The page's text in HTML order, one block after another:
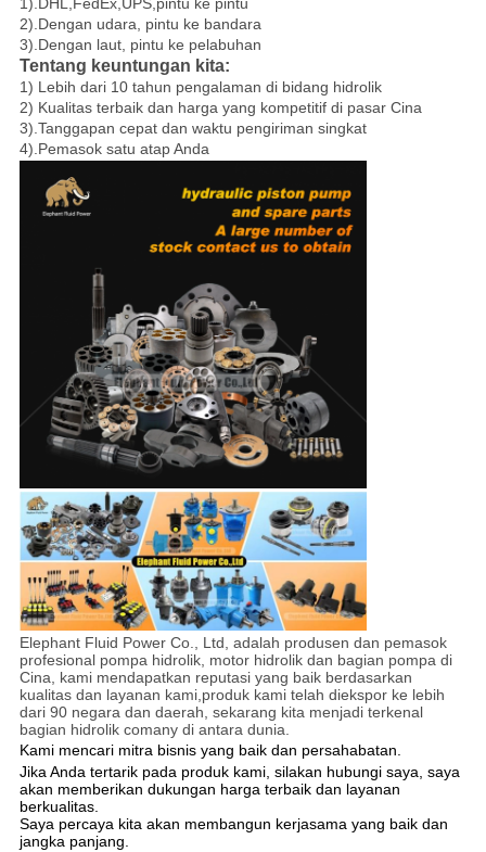
1).DHL,FedEx,UPS,pintu ke pintu
2).Dengan udara, pintu ke bandara
3).Dengan laut, pintu ke pelabuhan
Tentang keuntungan kita:
1) Lebih dari 10 tahun pengalaman di bidang hidrolik
2) Kualitas terbaik dan harga yang kompetitif di pasar Cina
3).Tanggapan cepat dan waktu pengiriman singkat
4).Pemasok satu atap Anda
Elephant Fluid Power Co., Ltd, adalah produsen dan pemasok
profesional pompa hidrolik, motor hidrolik dan bagian pompa di
Cina, kami mendapatkan reputasi yang baik berdasarkan
kualitas dan layanan kami,produk kami telah diekspor ke lebih
dari 90 negara dan daerah, sekarang kita menjadi terkenal
bagian hidrolik comany di antara dunia.
Kami mencari mitra bisnis yang baik dan persahabatan.
Jika Anda tertarik pada produk kami, silakan hubungi saya, saya
akan memberikan dukungan harga terbaik dan layanan
berkualitas.
Saya percaya kita akan membangun kerjasama yang baik dan
jangka panjang.